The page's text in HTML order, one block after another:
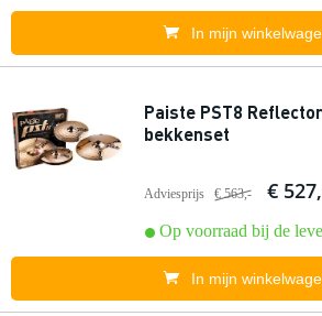
In mijn
Paiste PST8
bekkenset
Adviesprijs € 563,- €
Op voorraad bij de
In mijn